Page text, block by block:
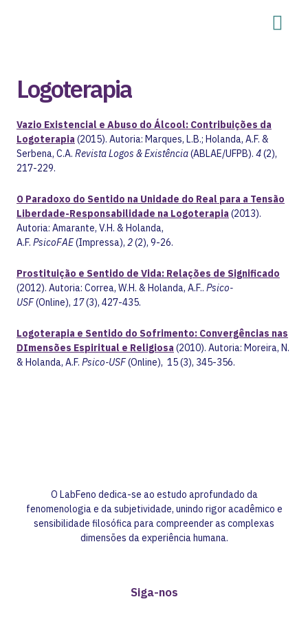
Logoterapia
Vazio Existencial e Abuso do Álcool: Contribuições da
Logoterapia (2015). Autoria: Marques, L.B.; Holanda, A.F. &
Serbena, C.A. Revista Logos & Existência(ABLAE/UFPB). 4(2),
217-229.
O Paradoxo do Sentido na Unidade do Real para a Tensão
Liberdade-Responsabilidade na Logoterapia (2013).
Autoria: Amarante, V.H. & Holanda,
A.F. PsicoFAE(Impressa), 2(2), 9-26.
Prostituição e Sentido de Vida: Relações de Significado
(2012). Autoria: Correa, W.H. & Holanda, A.F.. Psico-
USF(Online), 17(3), 427-435.
Logoterapia e Sentido do Sofrimento: Convergências nas
DImensões Espiritual e Religiosa (2010). Autoria: Moreira, N.
& Holanda, A.F. Psico-USF(Online), 15 (3), 345-356.
O LabFeno dedica-se ao estudo aprofundado da
fenomenologia e da subjetividade, unindo rigor acadêmico e
sensibilidade filosófica para compreender as complexas
dimensões da experiência humana.
Siga-nos